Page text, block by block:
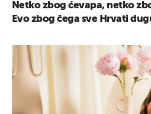
Netko zbog ćevapa, netko
Evo zbog čega sve Hrvati